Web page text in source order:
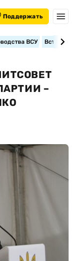
Поддержать
ВСУ
–